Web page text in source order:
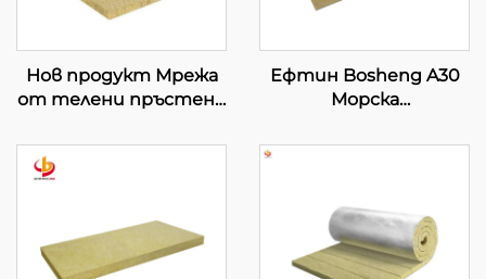
Нов продукт Мрежа
от телени пръстени
каменна минерална
вълна Вълнен килим
Каменна минерална
вълна Покривка
Ефтин Bosheng A30
Морска
плоча
плоча за каменна
вълна Строителна
изолационна панел